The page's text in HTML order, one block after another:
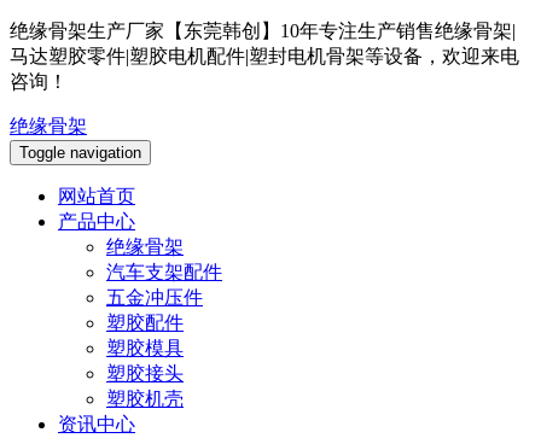
绝缘骨架生产厂家【东莞韩创】10年专注生产销售绝缘骨架|
马达塑胶零件|塑胶电机配件|塑封电机骨架等设备，欢迎来电
咨询！
绝缘骨架
Toggle navigation
网站首页
产品中心
绝缘骨架
汽车支架配件
五金冲压件
塑胶配件
塑胶模具
塑胶接头
塑胶机壳
资讯中心